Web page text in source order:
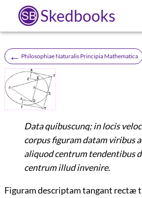
Skedbooks
← Philosophiae Naturalis Principia Mathematica
Data quibuscunq; in locis
corpus figuram datam viribus
aliquod centrum tendentibus
centrum illud invenire.
Figuram descriptam tangant rectæ